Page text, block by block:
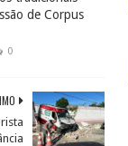
de Corpus
0